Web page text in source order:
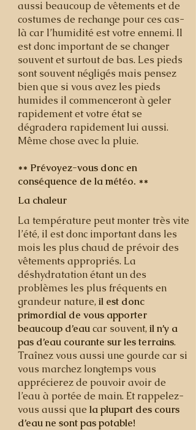
aussi beaucoup de vêtements et de
costumes de rechange pour ces cas-
là car l’humidité est votre ennemi. Il
est donc important de se changer
souvent et surtout de bas. Les pieds
sont souvent négligés mais pensez
bien que si vous avez les pieds
humides il commenceront à geler
rapidement et votre état se
dégradera rapidement lui aussi.
Même chose avec la pluie.
** Prévoyez-vous donc en
conséquence de la météo. **
La chaleur
La température peut monter très vite
l’été, il est donc important dans les
mois les plus chaud de prévoir des
vêtements appropriés. La
déshydratation étant un des
problèmes les plus fréquents en
grandeur nature, il est donc
primordial de vous apporter
beaucoup d’eaucar souvent, il n’y a
pas d’eau courante sur les terrains.
Traînez vous aussi une gourde car si
vous marchez longtemps vous
apprécierez de pouvoir avoir de
l’eau à portée de main. Et rappelez-
vous aussi que la plupart des cours
d’eau ne sont pas potable!